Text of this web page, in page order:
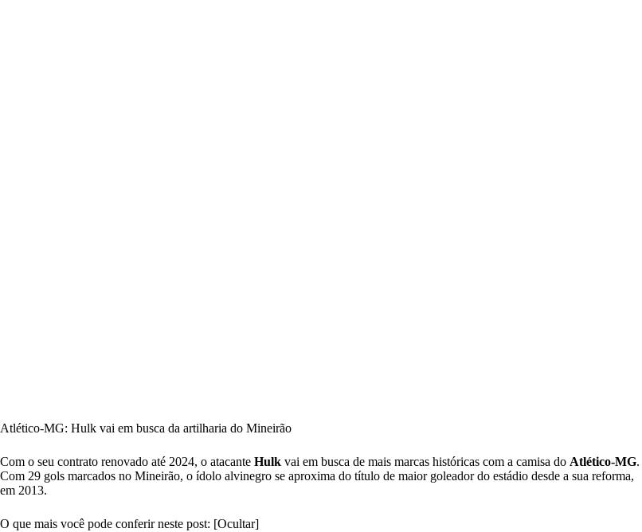
Atlético-MG: Hulk vai em busca da artilharia do Mineirão
Com o seu contrato renovado até 2024, o atacante Hulk vai em busca de mais marcas históricas com a camisa do Atlético-MG.
Com 29 gols marcados no Mineirão, o ídolo alvinegro se aproxima do título de maior goleador do estádio desde a sua reforma,
em 2013.
O que mais você pode conferir neste post: [Ocultar]